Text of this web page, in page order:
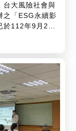
台大風險社會與
之「ESG永續影
112年9月28